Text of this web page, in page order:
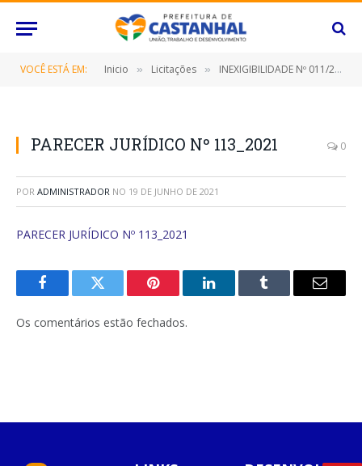
VOCÊ ESTÁ EM: Inicio » Licitações » INEXIGIBILIDADE Nº 011/2021 ( CONTRATAÇÃO DE PESSOA JURÍDICA PARA PRESTAÇÃO DE SERVIÇOS ESPECIALIZADOS NA LOCAÇÃO DE SISTEMAS INFORMATIZADOS (SOFTWARE))
PARECER JURÍDICO Nº 113_2021 0
POR ADMINISTRADOR NO 19 DE JUNHO DE 2021
PARECER JURÍDICO Nº 113_2021
FacebookTwitter Pinterest O
Tumblr
E-
Os comentários estão fechados.